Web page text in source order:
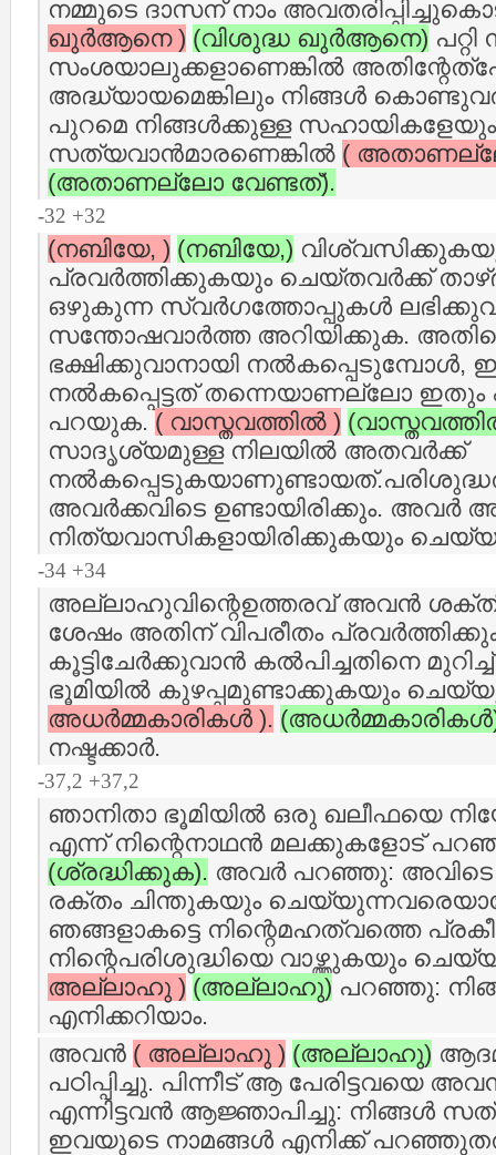
നമ്മുടെ ദാസന് നാം
ഖുര്‍ആനെ ) (വിശുദ്ധ ഖുര്‍ആനെ)
സംശയാലുക്കളാണെങ്കില്‍
അദ്ധ്യായമെങ്കിലും നിങ്ങള്‍
പുറമെ നിങ്ങള്‍ക്കുള്ള
സത്യവാന്‍മാരണെങ്കില്‍ (
(അതാണല്ലോ വേണ്ടത്‌).
-32 +32
(നബിയേ, ) (നബിയേ,)
പ്രവര്‍ത്തിക്കുകയും ചെയ്തവര്‍ക്ക്
ഒഴുകുന്ന സ്വര്‍ഗത്തോപ്പുകള്‍
സന്തോഷവാര്‍ത്ത അറിയിക്കുക.
ഭക്ഷിക്കുവാനായി നല്‍കപ്പെടുമ്പോള്‍,
നല്‍കപ്പെട്ടത് തന്നെയാണല്ലോ ഇതും
പറയുക. ( വാസ്തവത്തില്‍ )
സാദൃശ്യമുള്ള നിലയില്‍ അതവര്‍ക്ക്
അവര്‍ക്കവിടെ ഉണ്ടായിരിക്കും. അവര്‍
നിത്യവാസികളായിരിക്കുകയും
-34 +34
അല്ലാഹുവിന്റെഉത്തരവ് അവന്‍
ശേഷം അതിന് വിപരീതം
കൂട്ടിചേര്‍ക്കുവാന്‍ കല്‍പിച്ചതിനെ
ഭൂമിയില്‍ കുഴപ്പമുണ്ടാക്കുകയും
അധര്‍മ്മകാരികള്‍ ).
നഷ്ടക്കാര്‍.
-37,2 +37,2
ഞാനിതാ ഭൂമിയില്‍ ഒരു ഖലീഫയെ
എന്ന് നിന്റെനാഥന്‍ മലക്കുകളോട്
(ശ്രദ്ധിക്കുക). അവര്‍ പറഞ്ഞു: അവിടെ
രക്തം ചിന്തുകയും
ഞങ്ങളാകട്ടെ നിന്റെമഹത്വത്തെ
നിന്റെപരിശുദ്ധിയെ വാഴ്ത്തുകയും
അല്ലാഹു ) (അല്ലാഹു) പറഞ്ഞു:
എനിക്കറിയാം.
അവന്‍ ( അല്ലാഹു ) (അല്ലാഹു)
പഠിപ്പിച്ചു. പിന്നീട് ആ പേരിട്ടവയെ
എന്നിട്ടവന്‍ ആജ്ഞാപിച്ചു: നിങ്ങള്‍
ഇവയുടെ നാമങ്ങള്‍ എനിക്ക്